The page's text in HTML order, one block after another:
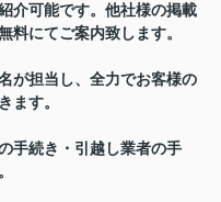
介可能です。他社様の掲載
料にてご案内致します。
が担当し、全力でお客様の
ます。
手続き・引越し業者の手